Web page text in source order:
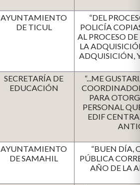
AYUNTAMIENTO
DE TICUL
“DEL
POLICÍA
AL PROCESO
LA
ADQUISICIÓN,
SECRETARÍA DE
EDUCACIÓN
“...ME
PARA
PERSONAL
EDIF
AYUNTAMIENTO
DE SAMAHIL
“BUEN DÍA,
PÚBLICA
AÑO DE LA